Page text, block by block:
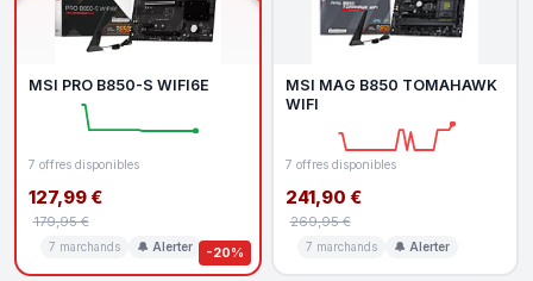
-20%
MSI PRO B850-S WIFI6E
7 offres disponibles
127,99 €
179,95 €
7 marchands 🔔 Alerter
MSI MAG B850 TOMAHAWK
WIFI
7 offres disponibles
241,90 €
269,95 €
7 marchands 🔔 Alerter